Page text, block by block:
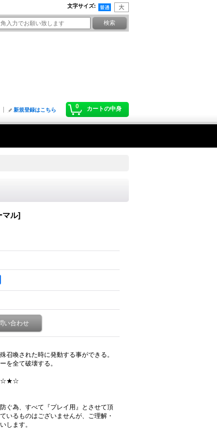
文字サイズ:
0 カートの中身
新規登録はこちら
マル]
い合わせ
召喚された時に発動する事ができる。
を全て破壊する。
ぐ為、すべて『プレイ用』とさせて頂
いるものはございませんが、ご理解・
します。